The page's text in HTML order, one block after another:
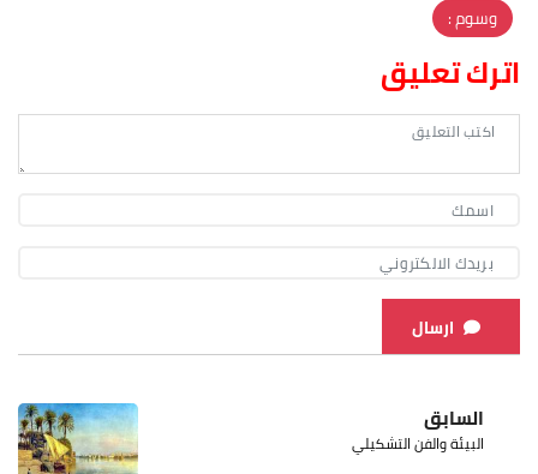
وسوم :
اترك تعليق
ارسال
السابق
البيئة والفن التشكيلي